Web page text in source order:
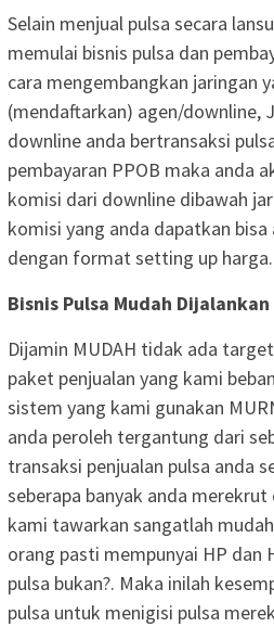
Selain menjual pulsa secara
memulai bisnis pulsa dan
cara mengembangkan jaringan
(mendaftarkan) agen/downline,
downline anda bertransaksi
pembayaran PPOB maka anda
komisi dari downline dibawah
komisi yang anda dapatkan
dengan format setting up harga.
Bisnis Pulsa Mudah Dijalankan
Dijamin MUDAH tidak ada
paket penjualan yang kami
sistem yang kami gunakan
anda peroleh tergantung dari
transaksi penjualan pulsa anda
seberapa banyak anda
kami tawarkan sangatlah
orang pasti mempunyai HP dan
pulsa bukan?. Maka inilah
pulsa untuk menigisi pulsa